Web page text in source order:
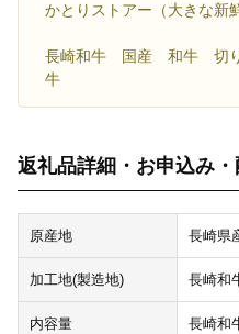
かとりストアー（大きな新
長崎和牛 国産 和牛 切
牛
返礼品詳細・お申込み・
原産地 長崎県
加工地(製造地) 長崎和
内容量
長崎和